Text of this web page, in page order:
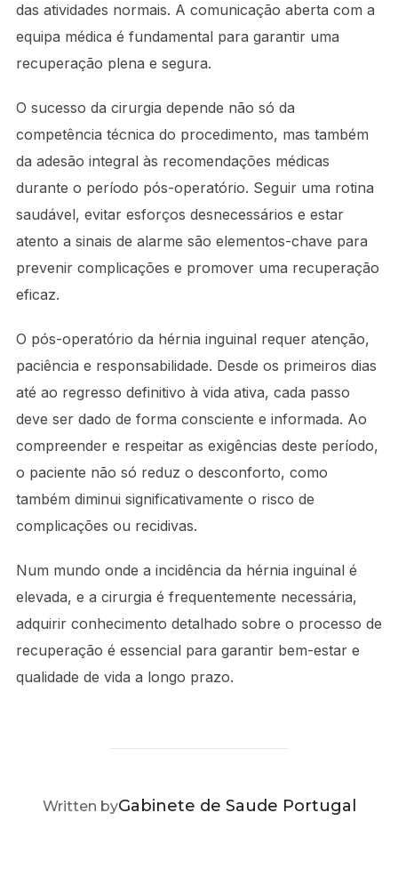
das atividades normais. A comunicação aberta com a
equipa médica é fundamental para garantir uma
recuperação plena e segura.
O sucesso da cirurgia depende não só da
competência técnica do procedimento, mas também
da adesão integral às recomendações médicas
durante o período pós-operatório. Seguir uma rotina
saudável, evitar esforços desnecessários e estar
atento a sinais de alarme são elementos-chave para
prevenir complicações e promover uma recuperação
eficaz.
O pós-operatório da hérnia inguinal requer atenção,
paciência e responsabilidade. Desde os primeiros dias
até ao regresso definitivo à vida ativa, cada passo
deve ser dado de forma consciente e informada. Ao
compreender e respeitar as exigências deste período,
o paciente não só reduz o desconforto, como
também diminui significativamente o risco de
complicações ou recidivas.
Num mundo onde a incidência da hérnia inguinal é
elevada, e a cirurgia é frequentemente necessária,
adquirir conhecimento detalhado sobre o processo de
recuperação é essencial para garantir bem-estar e
qualidade de vida a longo prazo.
POST AUTHOR
Written byGabinete de Saude Portugal